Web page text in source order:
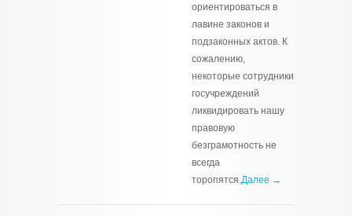
ориентироваться в
лавине законов и
подзаконных актов. К
сожалению,
некоторые сотрудники
госучреждений
ликвидировать нашу
правовую
безграмотность не
всегда
торопятся.Далее →